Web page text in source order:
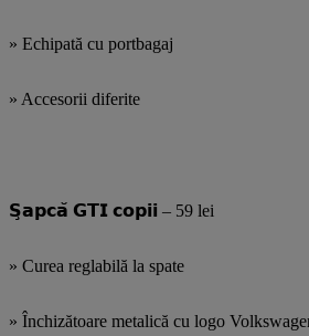
» Echipată cu portbagaj
» Accesorii diferite
𝗦̧𝗮𝗽𝗰𝗮̆ 𝗚𝗧𝗜 𝗰𝗼𝗽𝗶𝗶 – 59 lei
» Curea reglabilă la spate
» Închizătoare metalică cu logo